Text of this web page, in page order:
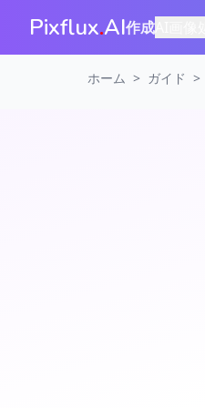
Pixflux.AI作成
ホーム > ガイド >